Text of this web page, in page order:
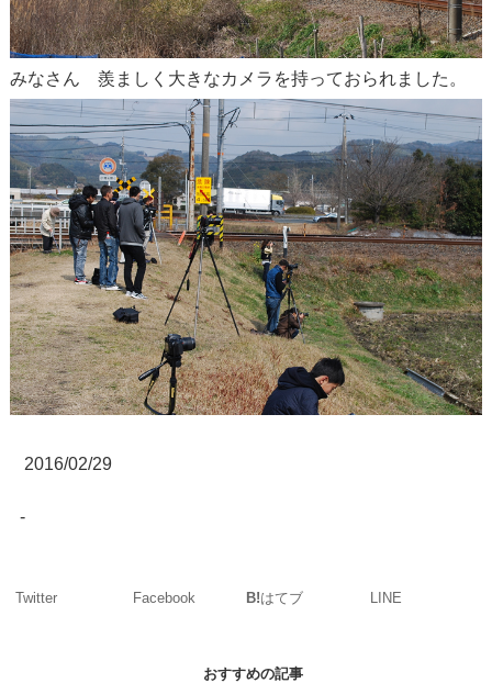
みなさん 羨ましく大きなカメラを持っておられました。
2016/02/29
-
Twitter Facebook B!はてブ LINE
おすすめの記事